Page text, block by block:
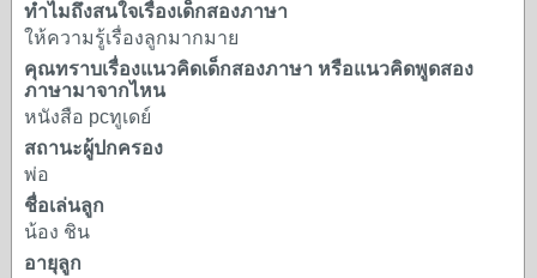
ทำไมถึงสนใจเรื่องเด็กสองภาษา
ให้ความรู้เรื่องลูกมากมาย
คุณทราบเรื่องแนวคิดเด็กสองภาษา หรือแนวคิดพูดสอง
ภาษามาจากไหน
หนังสือ pcทูเดย์
สถานะผู้ปกครอง
พ่อ
ชื่อเล่นลูก
น้อง ชิน
อายุลูก